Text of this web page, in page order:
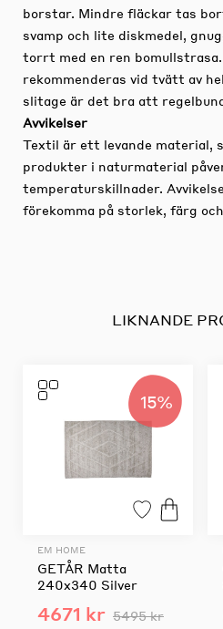
borstar. Mindre fläckar tas
svamp och lite diskmedel,
torrt med en ren
rekommenderas vid tvätt av
slitage är det bra att
Avvikelser
Textil är ett levande material,
produkter i naturmaterial
temperaturskillnader.
förekomma på storlek, färg
LIKNANDE
15%
EM HOME
GETÅR Matta
240x340 Silver
4671 kr 5495 kr